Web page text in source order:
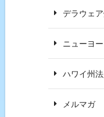
デラウェ
ニューヨ
ハワイ州
メルマガ